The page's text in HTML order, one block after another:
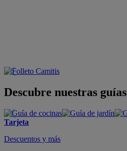
Descubre nuestras guías
Tarjeta
Descuentos y más